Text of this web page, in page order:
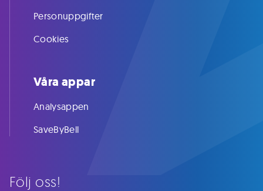
Följ oss!
Personuppgifter
Cookies
Våra appar
Analysappen
SaveByBell